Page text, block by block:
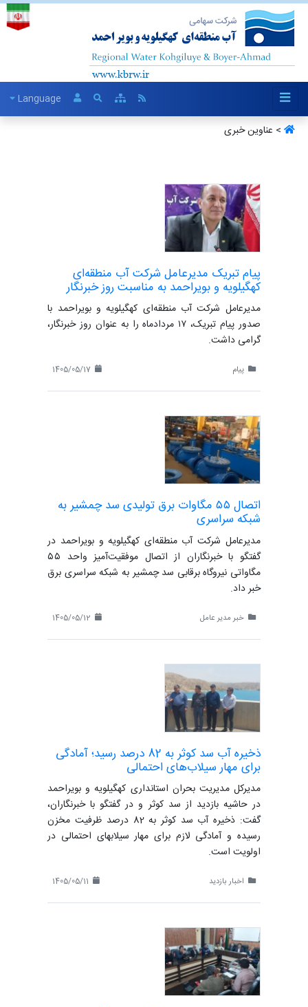
Language
> عناوین خبری
پیام تبریک مدیرعامل شرکت آب منطقه‌ای
کهگیلویه و بویراحمد به مناسبت روز خبرنگار
مدیرعامل شرکت آب منطقه‌ای کهگیلویه و بویراحمد با
صدور پیام تبریک، ۱۷ مردادماه را به عنوان روز خبرنگار،
گرامی داشت.
پیام
اتصال ۵۵ مگاوات برق تولیدی سد چمشیر به
شبکه سراسری
مدیرعامل شرکت آب منطقه‌ای کهگیلویه و بویراحمد در
گفتگو با خبرنگاران از اتصال موفقیت‌آمیز واحد ۵۵
مگاواتی نیروگاه برقابی سد چمشیر به شبکه سراسری برق
خبر داد.
خبر مدیر عامل
ذخیره آب سد کوثر به 82 درصد رسید؛ آمادگی
برای مهار سیلاب‌های احتمالی
مدیرکل مدیریت بحران استانداری کهگیلویه و بویراحمد
در حاشیه بازدید از سد کوثر و در گفتگو با خبرنگاران،
گفت: ذخیره آب سد کوثر به 82 درصد ظرفیت مخزن
رسیده و آمادگی لازم برای مهار سیلابهای احتمالی در
اولویت است.
اخبار بازدید